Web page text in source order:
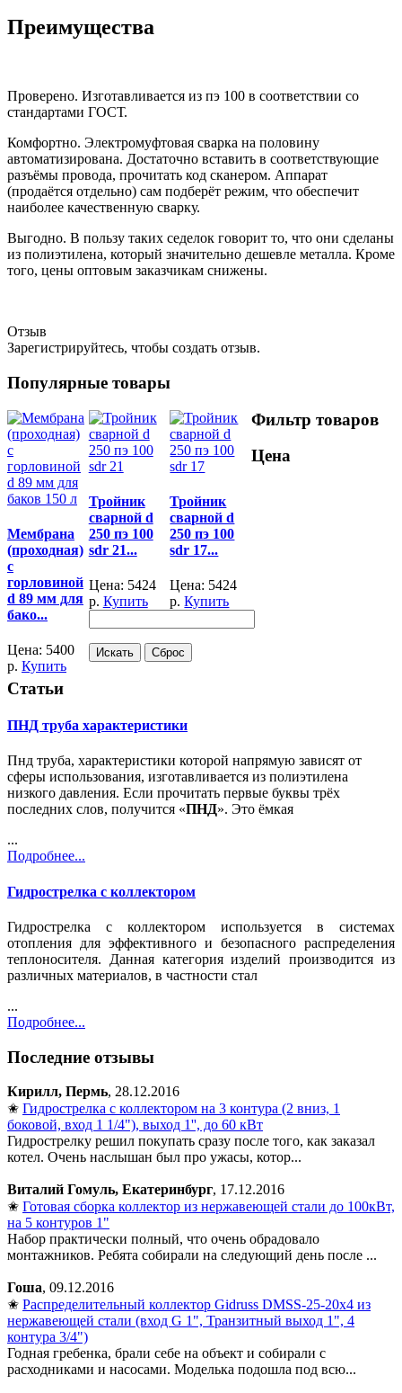
Преимущества
Проверено. Изготавливается из пэ 100 в соответствии со
стандартами ГОСТ.
Комфортно. Электромуфтовая сварка на половину
автоматизирована. Достаточно вставить в соответствующие
разъёмы провода, прочитать код сканером. Аппарат
(продаётся отдельно) сам подберёт режим, что обеспечит
наиболее качественную сварку.
Выгодно. В пользу таких седелок говорит то, что они сделаны
из полиэтилена, который значительно дешевле металла. Кроме
того, цены оптовым заказчикам снижены.
Отзыв
Зарегистрируйтесь, чтобы создать отзыв.
Популярные товары
Мембрана
(проходная)
с
горловиной
d 89 мм для
бако...
Цена: 5400
р. Купить
Тройник
сварной d
250 пэ 100
sdr 21...
Цена: 5424
р. Купить
Тройник
сварной d
250 пэ 100
sdr 17...
Цена: 5424
р. Купить
Фильтр товаров
Цена
Статьи
ПНД труба характеристики
Пнд труба, характеристики которой напрямую зависят от
сферы использования, изготавливается из полиэтилена
низкого давления. Если прочитать первые буквы трёх
последних слов, получится «ПНД». Это ёмкая
...
Подробнее...
Гидрострелка с коллектором
Гидрострелка с коллектором используется в системах
отопления для эффективного и безопасного распределения
теплоносителя. Данная категория изделий производится из
различных материалов, в частности стал
...
Подробнее...
Последние отзывы
Кирилл, Пермь, 28.12.2016
✬ Гидрострелка с коллектором на 3 контура (2 вниз, 1
боковой, вход 1 1/4"), выход 1'', до 60 кВт
Гидрострелку решил покупать сразу после того, как заказал
котел. Очень наслышан был про ужасы, котор...
Виталий Гомуль, Екатеринбург, 17.12.2016
✬ Готовая сборка коллектор из нержавеющей стали до 100кВт,
на 5 контуров 1"
Набор практически полный, что очень обрадовало
монтажников. Ребята собирали на следующий день после ...
Гоша, 09.12.2016
✬ Распределительный коллектор Gidruss DMSS-25-20x4 из
нержавеющей стали (вход G 1", Транзитный выход 1", 4
контура 3/4")
Годная гребенка, брали себе на объект и собирали с
расходниками и насосами. Моделька подошла под всю...